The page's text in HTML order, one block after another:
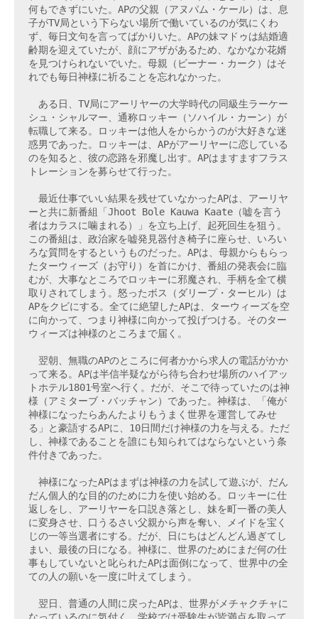
何もできずにいた。APの父親（アヌパム・ケール）は、息
子がTV局という下らない場所で働いているのが気にくわ
ず、毎日文句を言ってばかりいた。APの妹マドゥは結婚適
齢期を迎えていたが、顔にアザがあるため、なかなか花婿
を見つけられないでいた。母親（ビーナー・カーク）はそ
れでも毎日神様に祈ることを忘れなかった。
ある日、TV局にアーリヤーの大学時代の同級生ラーケー
シュ・シャルマー、通称ロッキー（ソハイル・カーン）が
転職して来る。ロッキーは他人をからかうのが大好きな迷
惑男であった。ロッキーは、APがアーリヤーに恋している
のを知ると、彼の恋路を邪魔し出す。APはますますフラス
トレーションを募らせて行った。
最近仕事でいい結果を残せていなかったAPは、アーリヤ
ーと共に新番組「Jhoot Bole Kauwa Kaate（嘘を言う
者はカラスに噛まれる）」を立ち上げ、起死回生を狙う。
この番組は、政治家を嘘発見器付き椅子に座らせ、いろい
ろな質問をするというものだった。APは、母親からもらっ
たターウィーズ（お守り）を首にかけ、番組の発表会に臨
むが、大事なところでロッキーに邪魔され、手柄を全て横
取りされてしまう。怒ったボス（ダリープ・ターヒル）は
APをクビにする。全てに絶望したAPは、ターウィーズを空
に向かって、つまり神様に向かって投げつける。そのター
ウィーズは神様のところまで届く。
翌朝、無職のAPのところに何者かから求人の電話がかか
って来る。APは半信半疑ながら待ち合わせ場所のハイアッ
トホテル1801号室へ行く。だが、そこで待っていたのは神
様（アミターブ・バッチャン）であった。神様は、「俺が
神様になったらあんたよりもうまく世界を運営してみせ
る」と豪語するAPに、10日間だけ神様の力を与える。ただ
し、神様であることを誰にも知られてはならないという条
件付きであった。
神様になったAPはまずは神様の力を試して遊ぶが、だん
だん個人的な目的のために力を使い始める。ロッキーに仕
返しをし、アーリヤーを口説き落とし、妹を町一番の美人
に変身させ、口うるさい父親から声を奪い、メイドを宝く
じの一等当選者にする。だが、日にちはどんどん過ぎてし
まい、最後の日になる。神様に、世界のためにまだ何の仕
事もしていないと叱られたAPは面倒になって、世界中の全
ての人の願いを一度に叶えてしまう。
翌日、普通の人間に戻ったAPは、世界がメチャクチャに
なっているのに気付く。学校では受験生が皆満点を取って